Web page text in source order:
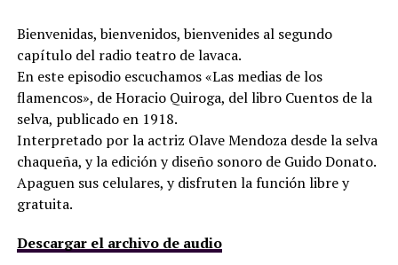
Bienvenidas, bienvenidos, bienvenides al segundo
capítulo del radio teatro de lavaca.
En este episodio escuchamos «Las medias de los
flamencos», de Horacio Quiroga, del libro Cuentos de la
selva, publicado en 1918.
Interpretado por la actriz Olave Mendoza desde la selva
chaqueña, y la edición y diseño sonoro de Guido Donato.
Apaguen sus celulares, y disfruten la función libre y
gratuita.
Descargar el archivo de audio